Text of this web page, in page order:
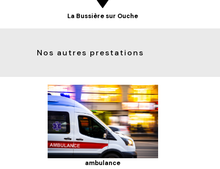
La Bussière sur Ouche
Nos autres prestations
ambulance